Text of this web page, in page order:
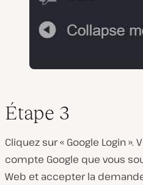
Étape 3
Cliquez sur « Google Login ».
compte Google que vous
Web et accepter la